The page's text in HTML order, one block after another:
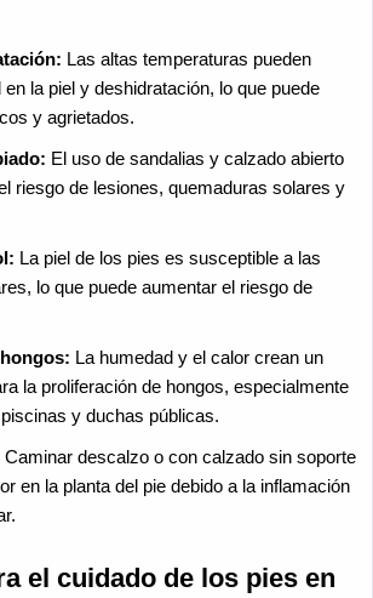
Las altas temperaturas pueden
la piel y deshidratación, lo que puede
y agrietados.
El uso de sandalias y calzado abierto
riesgo de lesiones, quemaduras solares y
La piel de los pies es susceptible a las
lo que puede aumentar el riesgo de
La humedad y el calor crean un
la proliferación de hongos, especialmente
y duchas públicas.
Caminar descalzo o con calzado sin soporte
en la planta del pie debido a la inflamación
el cuidado de los pies en